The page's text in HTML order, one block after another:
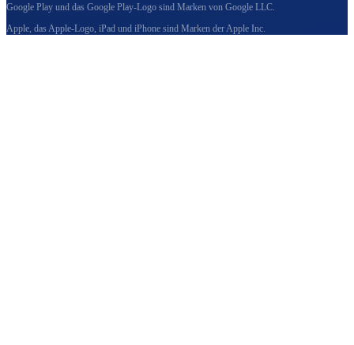
Google Play und das Google Play-Logo sind Marken von Google LLC.
Apple, das Apple-Logo, iPad und iPhone sind Marken der Apple Inc.